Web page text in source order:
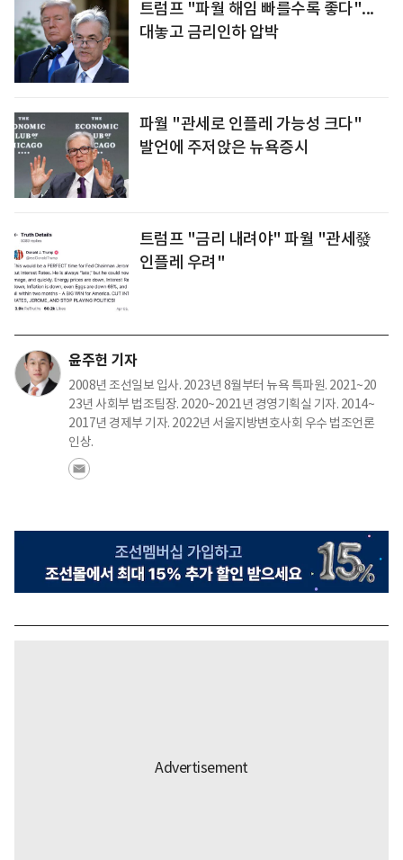
트럼프 "파월 해임 빠를수록 좋다"...
대놓고 금리인하 압박
파월 "관세로 인플레 가능성 크다"
발언에 주저앉은 뉴욕증시
트럼프 "금리 내려야" 파월 "관세發
인플레 우려"
윤주헌 기자
2008년 조선일보 입사. 2023년 8월부터 뉴욕 특파원. 2021~20
23년 사회부 법조팀장. 2020~2021년 경영기획실 기자. 2014~
2017년 경제부 기자. 2022년 서울지방변호사회 우수 법조언론
인상.